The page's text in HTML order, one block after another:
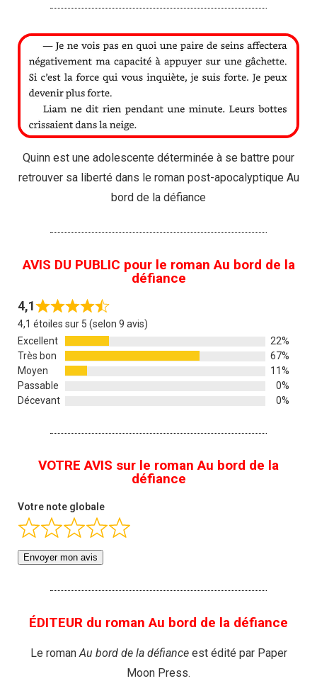
Quinn est une adolescente déterminée à se battre pour
retrouver sa liberté dans le roman post-apocalyptique Au
bord de la défiance
AVIS DU PUBLIC pour le roman Au bord de la
défiance
4,1
4,1 étoiles sur 5 (selon 9 avis)
Excellent
22%
Très bon
67%
Moyen
11%
Passable
0%
Décevant
0%
VOTRE AVIS sur le roman Au bord de la
défiance
Votre note globale
Envoyer mon avis
ÉDITEUR du roman Au bord de la défiance
Le romanAu bord de la défianceest édité par Paper
Moon Press.